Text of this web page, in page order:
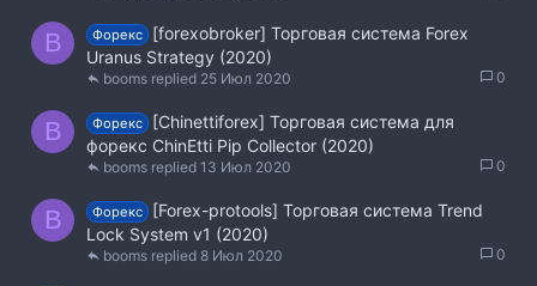
B Форекс
[forexobroker] Торговая система Forex
Uranus Strategy (2020)
0
25 Июл 2020
booms
B Форекс
[Chinettiforex] Торговая система для
форекс ChinEtti Pip Collector (2020)
0
13 Июл 2020
booms
B Форекс
[Forex-protools] Торговая система Trend
Lock System v1 (2020)
0
8 Июл 2020
booms